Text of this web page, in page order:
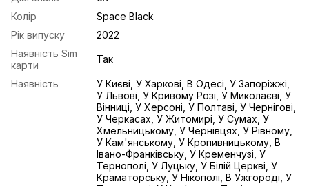
Колір
Space Black
Рік випуску
2022
Наявність Sim
карти
Так
Наявність
У Києві, У Харкові, В Одесі, У Запоріжжі,
У Львові, У Кривому Розі, У Миколаєві, У
Вінниці, У Херсоні, У Полтаві, У Чернігові,
У Черкасах, У Житомирі, У Сумах, У
Хмельницькому, У Чернівцях, У Рівному,
У Кам'янському, У Кропивницькому, В
Івано-Франківську, У Кременчузі, У
Тернополі, У Луцьку, У Білій Церкві, У
Краматорську, У Нікополі, В Ужгороді, У